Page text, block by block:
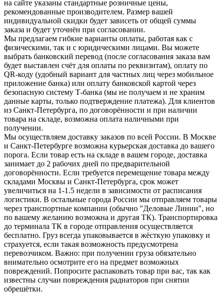
на сайте указаны стандартные розничные цены,
рекомендованные производителем. Размер вашей
индивидуальной скидки будет зависеть от общей суммы
заказа и будет уточнён при согласовании.
Мы предлагаем гибкие варианты оплаты, работая как с
физическими, так и с юридическими лицами. Вы можете
выбрать банковский перевод (после согласования заказа вам
будет выставлен счёт для оплаты по реквизитам), оплату по
QR-коду (удобный вариант для частных лиц через мобильное
приложение банка) или оплату банковской картой через
безопасную систему Т-банка (мы не получаем и не храним
данные карты, только подтверждение платежа). Для клиентов
из Санкт-Петербурга, по договорённости и при наличии
товара на складе, возможна оплата наличными при
получении.
Мы осуществляем доставку заказов по всей России. В Москве
и Санкт-Петербурге возможна курьерская доставка до вашего
порога. Если товар есть на складе в вашем городе, доставка
занимает до 2 рабочих дней по предварительной
договорённости. Если требуется перемещение товара между
складами Москвы и Санкт-Петербурга, срок может
увеличиться на 1-1.5 недели в зависимости от расписания
логистики. В остальные города России мы отправляем товары
через транспортные компании (обычно "Деловые Линии", но
по вашему желанию возможна и другая ТК). Транспортировка
до терминала ТК в городе отправления осуществляется
бесплатно. Груз всегда упаковывается в жёсткую упаковку и
страхуется, если такая возможность предусмотрена
перевозчиком. Важно: при получении груза обязательно
внимательно осмотрите его на предмет возможных
повреждений. Попросите распаковать товар при вас, так как
известны случаи повреждения радиаторов при снятии
обрешётки.